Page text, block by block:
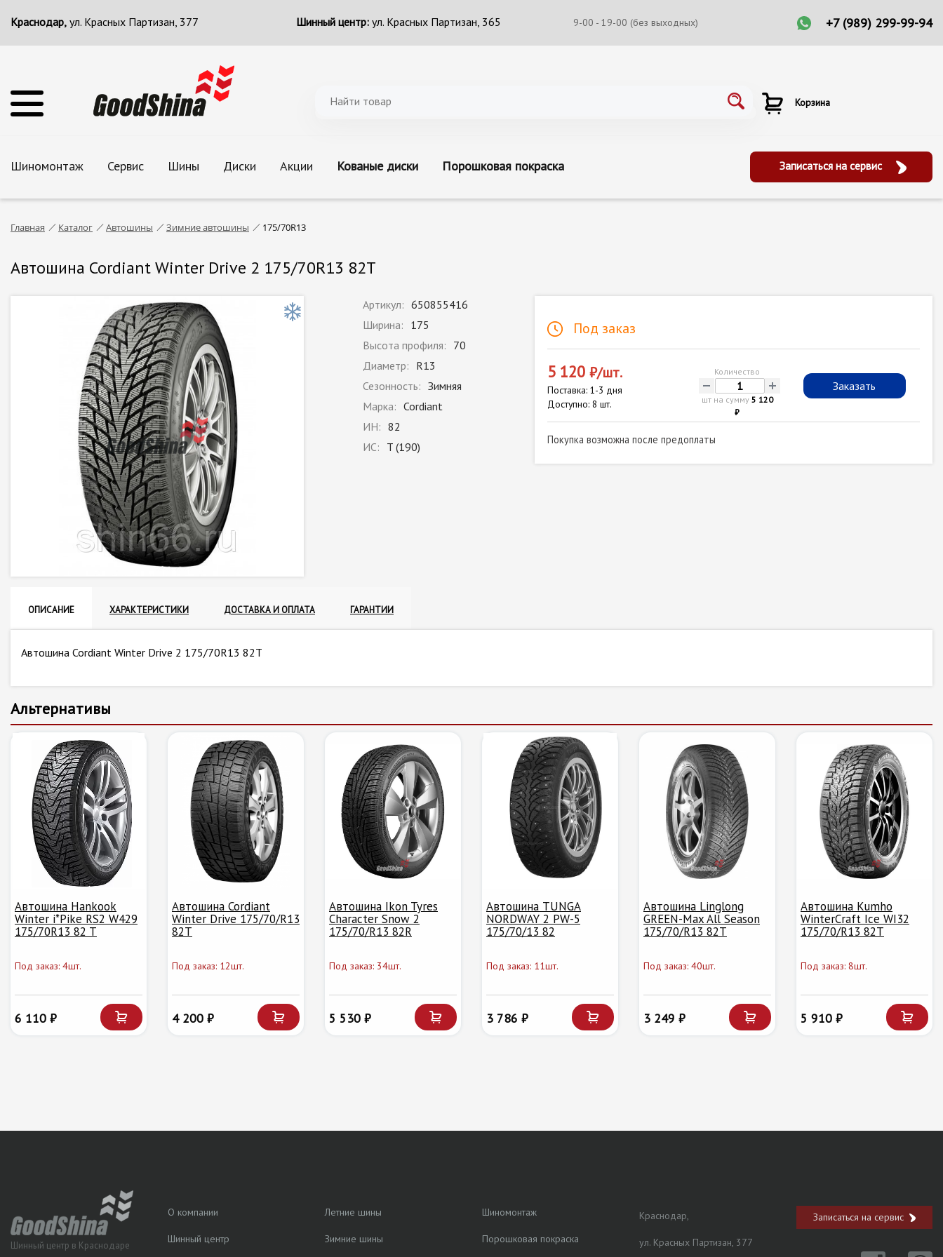
Краснодар, ул. Красных Партизан, 377 Шинный центр:ул. Красных Партизан, 365 9-00 - 19-00 (без выходных) +7 (989) 299-99-94
Корзина
Шиномонтаж Сервис Шины Диски Акции Кованые диски Порошковая покраска Записаться на сервис
Главная Каталог Автошины Зимние автошины 175/70R13
Автошина Cordiant Winter Drive 2 175/70R13 82T
Артикул: 650855416
Ширина: 175
Высота профиля: 70
Диаметр: R13
Сезонность: Зимняя
Марка: Cordiant
ИН: 82
ИС: T (190)
Под заказ
5 120 ₽/шт.
Поставка: 1-3 дня
Доступно: 8 шт.
Количество
- +
шт на сумму 5 120
₽
Заказать
Покупка возможна после предоплаты
ОПИСАНИЕ ХАРАКТЕРИСТИКИ ДОСТАВКА И ОПЛАТА ГАРАНТИИ
Автошина Cordiant Winter Drive 2 175/70R13 82T
Альтернативы
Автошина Hankook
Winter i*Pike RS2 W429
175/70R13 82 T
Под заказ: 4шт.
6 110 ₽
Автошина Cordiant
Winter Drive 175/70/R13
82T
Под заказ: 12шт.
4 200 ₽
Автошина Ikon Tyres
Character Snow 2
175/70/R13 82R
Под заказ: 34шт.
5 530 ₽
Автошина TUNGA
NORDWAY 2 PW-5
175/70/13 82
Под заказ: 11шт.
3 786 ₽
Автошина Linglong
GREEN-Max All Season
175/70/R13 82T
Под заказ: 40шт.
3 249 ₽
Автошина Kumho
WinterCraft Ice WI32
175/70/R13 82T
Под заказ: 8шт.
5 910 ₽
Шинный центр в Краснодаре
О компании
Шинный центр
Летние шины
Зимние шины
Шиномонтаж
Порошковая покраска
Краснодар,
ул. Красных Партизан, 377
Записаться на сервис